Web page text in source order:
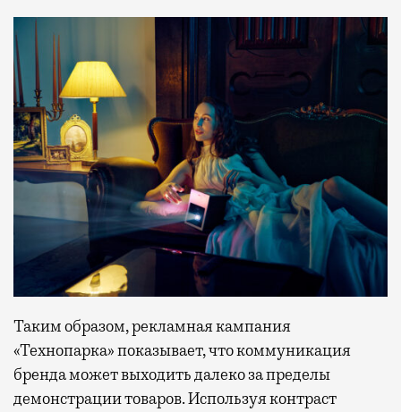
Таким образом, рекламная кампания
«Технопарка» показывает, что коммуникация
бренда может выходить далеко за пределы
демонстрации товаров. Используя контраст